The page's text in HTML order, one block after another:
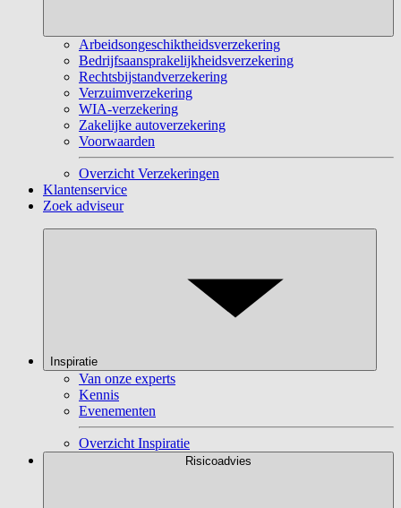
Arbeidsongeschiktheidsverzekering
Bedrijfsaansprakelijkheidsverzekering
Rechtsbijstandverzekering
Verzuimverzekering
WIA-verzekering
Zakelijke autoverzekering
Voorwaarden
Overzicht Verzekeringen
Klantenservice
Zoek adviseur
Inspiratie
Van onze experts
Kennis
Evenementen
Overzicht Inspiratie
Risicoadvies